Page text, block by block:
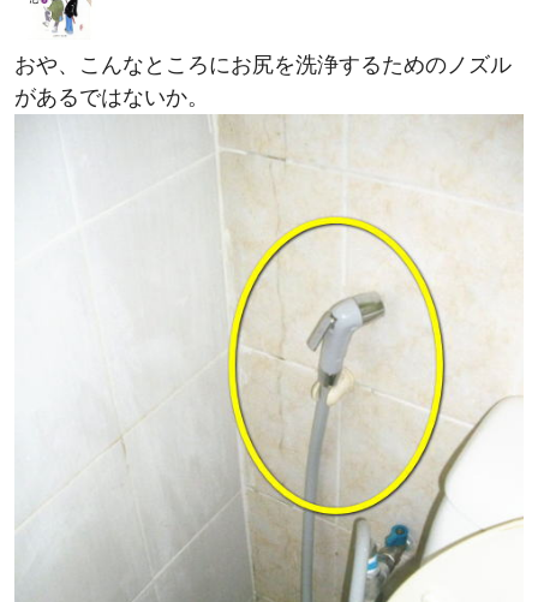
おや、こんなところにお尻を洗浄するためのノズル
があるではないか。